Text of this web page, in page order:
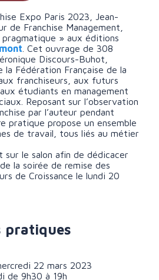
Expo Paris 2023, Jean-
de Franchise Management,
» aux éditions
. Cet ouvrage de 308
Discours-Buhot,
la Fédération Française de la
franchiseurs, aux futurs
étudiants en management
Reposant sur l’observation
par l’auteur pendant
pratique propose un ensemble
de travail, tous liés au métier
sur le salon afin de dédicacer
la soirée de remise des
de Croissance le lundi 20
pratiques
22 mars 2023
de 9h30 à 19h